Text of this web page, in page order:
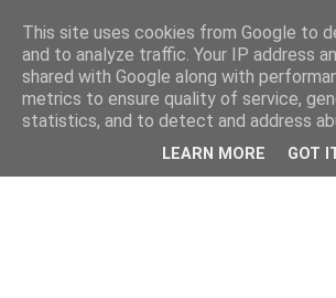
This site uses cookies from Google to
and to analyze traffic. Your IP address
shared with Google along with
metrics to ensure quality of service,
statistics, and to detect and address
LEARN MORE GOT